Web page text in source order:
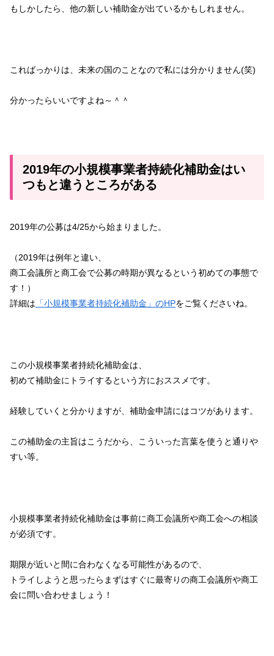
もしかしたら、他の新しい補助金が出ているかもしれません。
こればっかりは、未来の国のことなので私には分かりません(笑)
分かったらいいですよね～＾＾
2019年の小規模事業者持続化補助金はい
つもと違うところがある
2019年の公募は4/25から始まりました。
（2019年は例年と違い、
商工会議所と商工会で公募の時期が異なるという初めての事態で
す！）
詳細は 「小規模事業者持続化補助金」のHPをご覧くださいね。
この小規模事業者持続化補助金は、
初めて補助金にトライするという方におススメです。
経験していくと分かりますが、補助金申請にはコツがあります。
この補助金の主旨はこうだから、こういった言葉を使うと通りや
すい等。
小規模事業者持続化補助金は事前に商工会議所や商工会への相談
が必須です。
期限が近いと間に合わなくなる可能性があるので、
トライしようと思ったらまずはすぐに最寄りの商工会議所や商工
会に問い合わせましょう！